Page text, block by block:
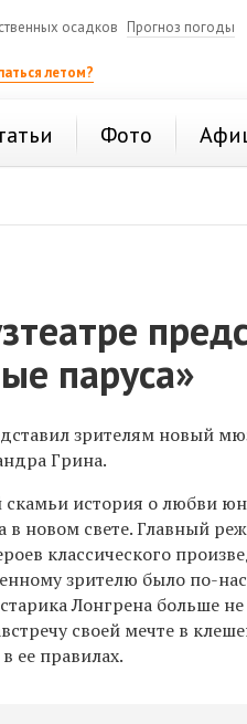
осадков Прогноз погоды
летом?
Фото
паруса»
зрителям новый
Грина.
история о любви
в новом свете. Главный
классического
зрителю было по-
Лонгрена больше
своей мечте в
ее правилах.